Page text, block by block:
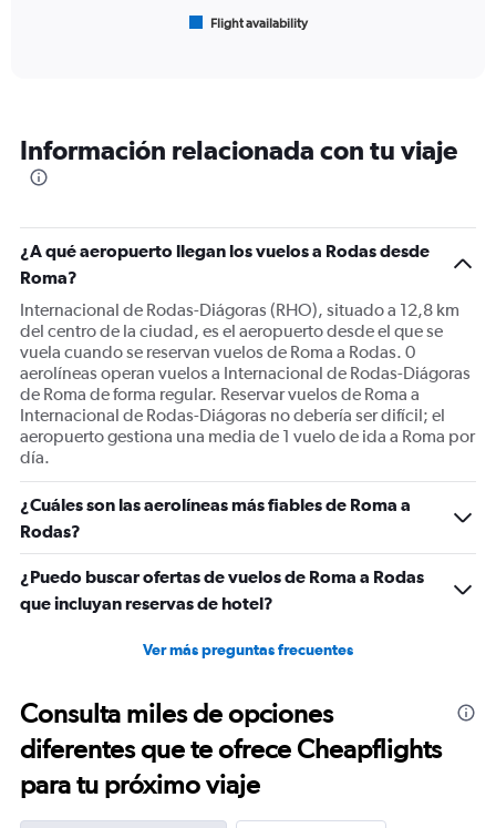
categories.
The
Y
axis
displaying
Number
of
flights.
Range:
0
to
12.
Flight availability
Información relacionada con tu viaje
¿A qué aeropuerto llegan los vuelos a Rodas desde
Roma?
Internacional de Rodas-Diágoras (RHO), situado a 12,8 km
del centro de la ciudad, es el aeropuerto desde el que se
vuela cuando se reservan vuelos de Roma a Rodas. 0
aerolíneas operan vuelos a Internacional de Rodas-Diágoras
de Roma de forma regular. Reservar vuelos de Roma a
Internacional de Rodas-Diágoras no debería ser difícil; el
aeropuerto gestiona una media de 1 vuelo de ida a Roma por
día.
¿Cuáles son las aerolíneas más fiables de Roma a
Rodas?
¿Puedo buscar ofertas de vuelos de Roma a Rodas
que incluyan reservas de hotel?
Ver más preguntas frecuentes
Consulta miles de opciones
diferentes que te ofrece Cheapflights
para tu próximo viaje